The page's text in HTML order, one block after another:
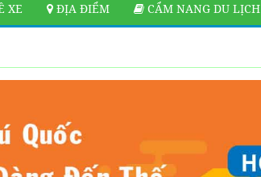
XE ĐỊA ĐIỂM CẨM NANG DU LỊCH